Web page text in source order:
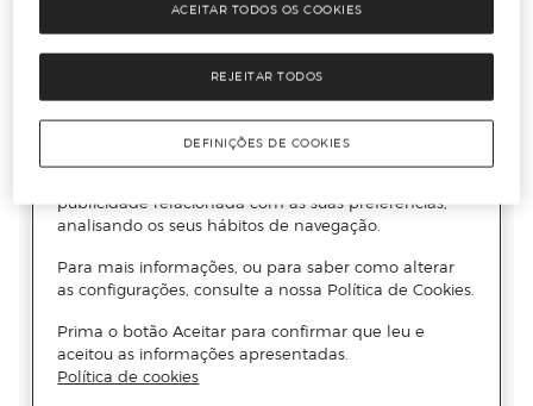
REJEITAR TODOS
ACEITAR TODOS OS COOKIES
DEFINIÇÕES DE COOKIES